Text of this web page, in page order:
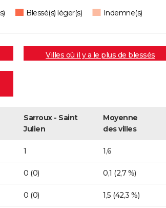
Blessé(s) léger(s) Indemne(s)
Villes où il y a le plus de blessés
Sarroux - Saint
Julien
Moyenne
des villes
1 1,6
0 (0) 0,1 (2,7 %)
0 (0) 1,5 (42,3 %)